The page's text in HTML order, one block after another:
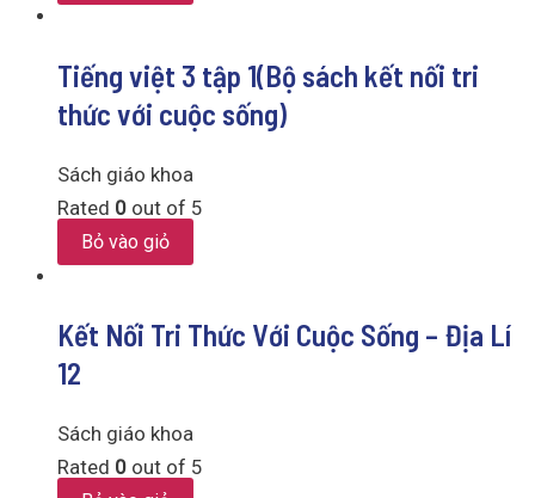
Tiếng việt 3 tập 1(Bộ sách kết nối tri
thức với cuộc sống)
Sách giáo khoa
Rated 0 out of 5
Bỏ vào giỏ
Kết Nối Tri Thức Với Cuộc Sống – Địa Lí
12
Sách giáo khoa
Rated 0 out of 5